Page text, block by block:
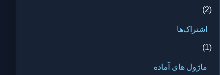
(2)
اشتراک‌ها
(1)
ماژول های آماده